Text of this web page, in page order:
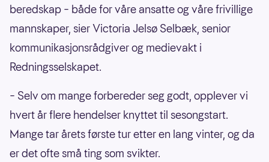
beredskap – både for våre ansatte og våre frivillige
mannskaper, sier Victoria Jelsø Selbæk, senior
kommunikasjonsrådgiver og medievakt i
Redningsselskapet.
– Selv om mange forbereder seg godt, opplever vi
hvert år flere hendelser knyttet til sesongstart.
Mange tar årets første tur etter en lang vinter, og da
er det ofte små ting som svikter.